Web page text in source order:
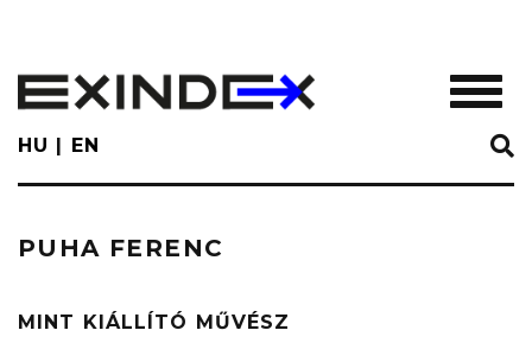
main
content
HU EN
PUHA FERENC
MINT KIÁLLÍTÓ MŰVÉSZ